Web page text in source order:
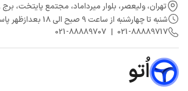
اُتو
تهران، ولیعصر، بلوار میرداماد، مجتمع پایتخت، برج A، طبقه ۱۰، واحد ۱۰۰۴
شنبه تا چهارشنبه از ساعت 9 صبح الی 18 بعدازظهر پاسخگوی شما هستیم.
021-88889717
|
021-88889707